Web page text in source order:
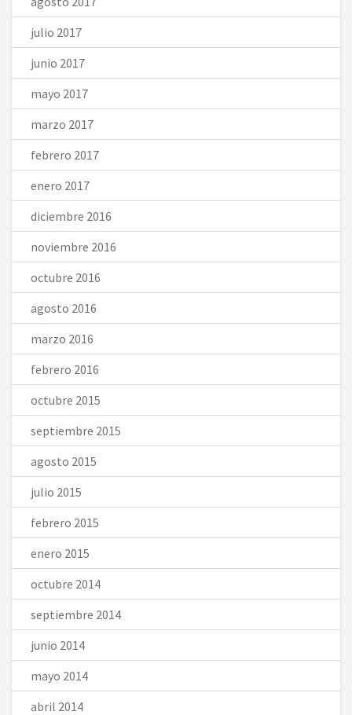
julio 2017
junio 2017
mayo 2017
marzo 2017
febrero 2017
enero 2017
diciembre 2016
noviembre 2016
octubre 2016
agosto 2016
marzo 2016
febrero 2016
octubre 2015
septiembre 2015
agosto 2015
julio 2015
febrero 2015
enero 2015
octubre 2014
septiembre 2014
junio 2014
mayo 2014
abril 2014